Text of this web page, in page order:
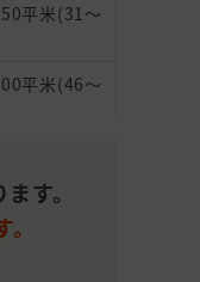
平米(31～
平米(46～
す。